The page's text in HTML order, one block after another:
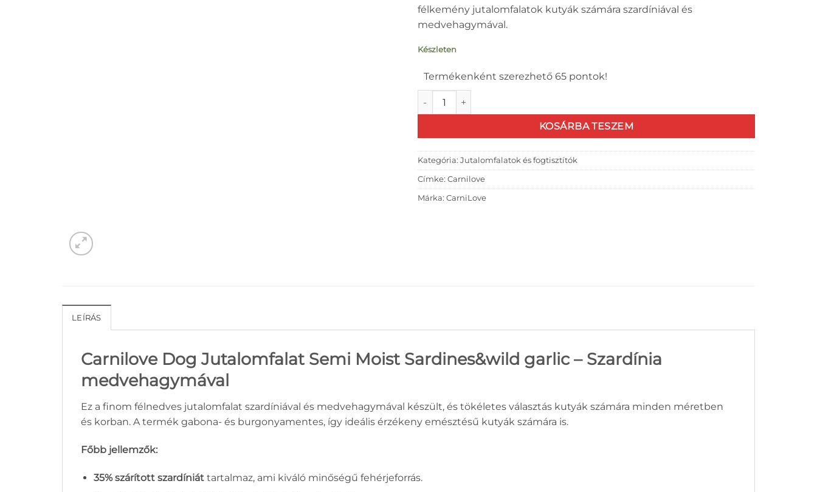
félkemény jutalomfalatok kutyák számára szardíniával és
medvehagymával.
Készleten
Termékenként szerezhető 65 pontok!
Carnilove Dog Jutalomfalat Semi Moist Sardines&wild garlic - Szardínia medvehagymával
KOSÁRBA TESZEM
Kategória: Jutalomfalatok és fogtisztítók
Címke: Carnilove
Márka: CarniLove
LEÍRÁS
Carnilove Dog Jutalomfalat Semi Moist Sardines&wild garlic – Szardínia
medvehagymával
Ez a finom félnedves jutalomfalat szardíniával és medvehagymával készült, és tökéletes választás kutyák számára minden méretben
és korban. A termék gabona- és burgonyamentes, így ideális érzékeny emésztésű kutyák számára is.
Főbb jellemzők:
35% szárított szardíniáttartalmaz, ami kiváló minőségű fehérjeforrás.